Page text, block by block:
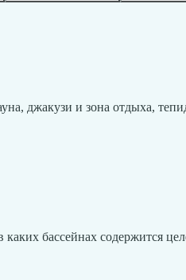
джакузи и зона отдыха,
бассейнах содержится